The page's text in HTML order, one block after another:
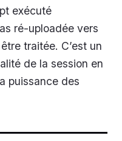
exécuté
ré-uploadée vers
traitée. C’est un
de la session en
puissance des